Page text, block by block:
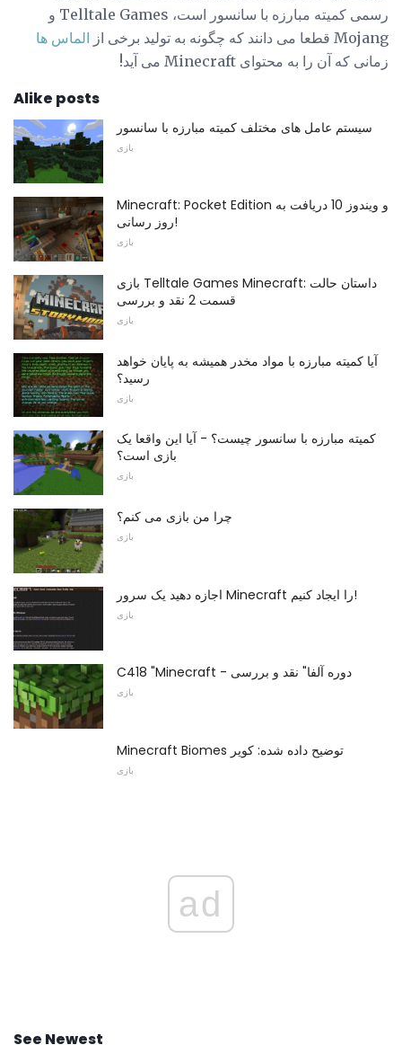
رسمی کمیته مبارزه با سانسور است، Telltale Games و
Mojang قطعا می دانند که چگونه به تولید برخی از
الماس ها
زمانی که آن را به محتوای Minecraft می آید!
Alike posts
سیستم عامل های مختلف کمیته مبارزه با سانسور
بازی
Minecraft: Pocket Edition و ویندوز 10 دریافت به
روز رسانی!
بازی
بازی Telltale Games Minecraft: داستان حالت
قسمت 2 نقد و بررسی
بازی
آیا کمیته مبارزه با مواد مخدر همیشه به پایان خواهد
رسید؟
بازی
کمیته مبارزه با سانسور چیست؟ - آیا این واقعا یک
بازی است؟
بازی
چرا من بازی می کنم؟
بازی
اجازه دهید یک سرور Minecraft را ایجاد کنیم!
بازی
C418 "Minecraft - دوره آلفا" نقد و بررسی
بازی
Minecraft Biomes توضیح داده شده: کویر
بازی
ad
See Newest